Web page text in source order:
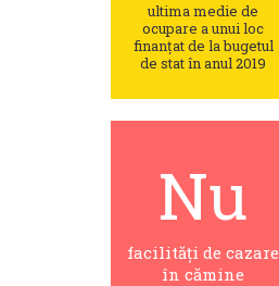
ultima medie de
ocupare a unui loc
finanțat de la bugetul
de stat în anul 2019
Nu
facilități de cazare
în cămine